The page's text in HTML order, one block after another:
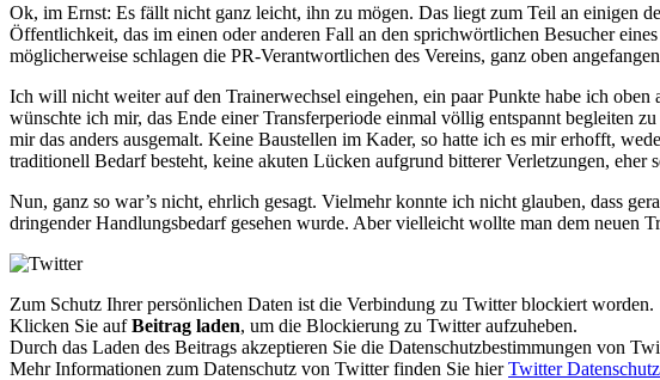
Ok, im Ernst: Es fällt nicht ganz leicht, ihn zu mögen. Das liegt zum Teil an einigen
Öffentlichkeit, das im einen oder anderen Fall an den sprichwörtlichen Besucher
möglicherweise schlagen die PR-Verantwortlichen des Vereins, ganz oben
Ich will nicht weiter auf den Trainerwechsel eingehen, ein paar Punkte habe ich
wünschte ich mir, das Ende einer Transferperiode einmal völlig entspannt
mir das anders ausgemalt. Keine Baustellen im Kader, so hatte ich es mir erhofft,
traditionell Bedarf besteht, keine akuten Lücken aufgrund bitterer Verletzungen, eher
Nun, ganz so war’s nicht, ehrlich gesagt. Vielmehr konnte ich nicht glauben, dass
dringender Handlungsbedarf gesehen wurde. Aber vielleicht wollte man dem neuen
Zum Schutz Ihrer persönlichen Daten ist die Verbindung zu Twitter blockiert worden.
Klicken Sie aufBeitrag laden, um die Blockierung zu Twitter aufzuheben.
Durch das Laden des Beitrags akzeptieren Sie die Datenschutzbestimmungen von
Mehr Informationen zum Datenschutz von Twitter finden Sie hierTwitter